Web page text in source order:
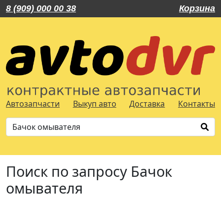
8 (909) 000 00 38 Корзина
Автозапчасти Выкуп авто Доставка Контакты
Поиск по запросу Бачок
омывателя